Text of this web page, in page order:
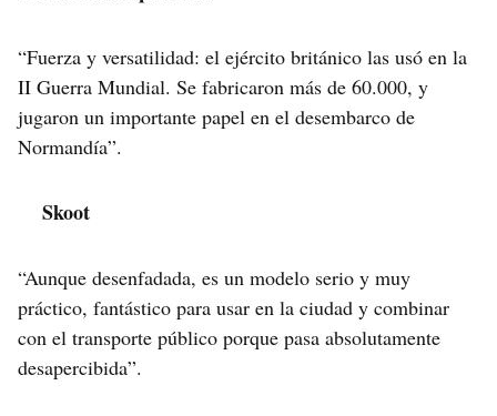
“Fuerza y versatilidad: el ejército británico las usó en la
II Guerra Mundial. Se fabricaron más de 60.000, y
jugaron un importante papel en el desembarco de
Normandía”.
Skoot
“Aunque desenfadada, es un modelo serio y muy
práctico, fantástico para usar en la ciudad y combinar
con el transporte público porque pasa absolutamente
desapercibida”.